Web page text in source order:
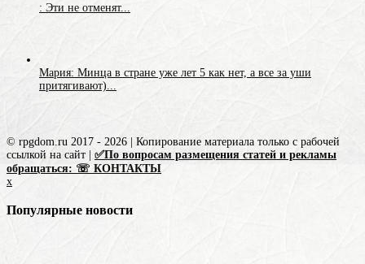
: Эти не отменят...
Мария: Минца в стране уже лет 5 как нет, а все за уши
притягивают)...
© rpgdom.ru 2017 - 2026 | Копирование материала только с рабочей
ссылкой на сайт | ✅По вопросам размещения статей и рекламы
обращаться: ☏ КОНТАКТЫ
x
Популярные новости